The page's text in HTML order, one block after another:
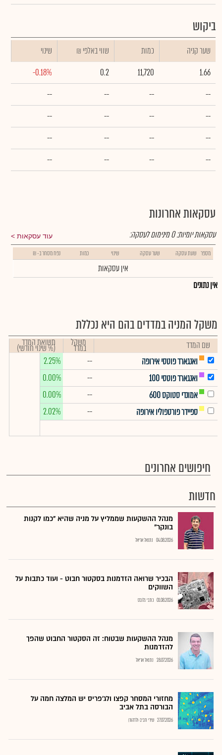
ביקוש
שער קניה כמות ₪ שווי באלפי
שינוי
1.66
11,720
0.2
-0.18%
--
--
--
--
--
--
--
--
--
--
--
--
--
--
--
--
עסקאות אחרונות
עוד עסקאות עסקאות יומיות:0מינימום לעסקה:
מספר שעת עסקה שער עסקה שינוי כמות נפח מסחר ב- ₪
אין עסקאות
אין נתונים
משקל המניה במדדים בהם היא נכללת
שם המדד משקל
במדד תשואת המדד
(% שינוי חודשי)
ואנגארד פוטסי אירופה
--
2.25%
ואנגארד פוטסי 100
--
0.00%
אמונדי סטוקס 600
--
0.00%
ספיידר פורטפוליו אירופה
--
2.02%
חיפושים אחרונים
חדשות
מנהל ההשקעות שממליץ על מניה שהיא "כמו לקנות
בונקר"
04.08.2026 נתנאל אריאל
הבכיר שרואה הזדמנות בסקטור חבוט - ועוד כתבות על
השווקים
01.08.2026 כתבי גלובס
מנהל ההשקעות שבטוח: זה הסקטור החבוט שהפך
להזדמנות
28.07.2026 נתנאל אריאל
מחזורי המסחר קפצו ולג'פריס יש המלצה חמה על
הבורסה בתל אביב
27.07.2026 שירי חביב-ולדהורן